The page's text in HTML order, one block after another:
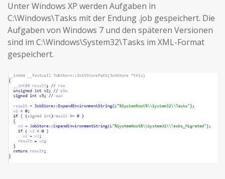
Unter Windows XP werden Aufgaben in
C:\Windows\Tasks mit der Endung .job gespeichert. Die
Aufgaben von Windows 7 und den späteren Versionen
sind im C:\Windows\System32\Tasks im XML-Format
gespeichert.